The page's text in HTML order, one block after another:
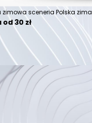
zimowa sceneria Polska zima
30 zł